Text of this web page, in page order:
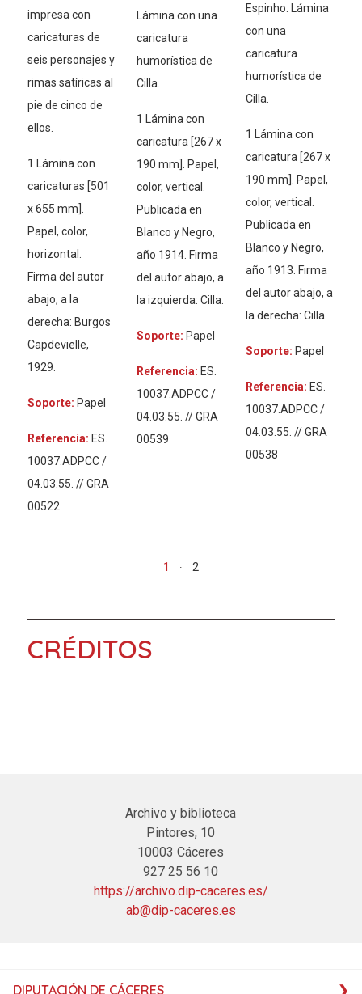
impresa con
caricaturas de
seis personajes y
rimas satíricas al
pie de cinco de
ellos.
1 Lámina con
caricaturas [501
x 655 mm].
Papel, color,
horizontal.
Firma del autor
abajo, a la
derecha: Burgos
Capdevielle,
1929.
Soporte: Papel
Referencia: ES.
10037.ADPCC /
04.03.55. // GRA
00522
Lámina con una
caricatura
humorística de
Cilla.
1 Lámina con
caricatura [267 x
190 mm]. Papel,
color, vertical.
Publicada en
Blanco y Negro,
año 1914. Firma
del autor abajo, a
la izquierda: Cilla.
Soporte: Papel
Referencia: ES.
10037.ADPCC /
04.03.55. // GRA
00539
Espinho. Lámina
con una
caricatura
humorística de
Cilla.
1 Lámina con
caricatura [267 x
190 mm]. Papel,
color, vertical.
Publicada en
Blanco y Negro,
año 1913. Firma
del autor abajo, a
la derecha: Cilla
Soporte: Papel
Referencia: ES.
10037.ADPCC /
04.03.55. // GRA
00538
1 2
CRÉDITOS
Archivo y biblioteca
Pintores, 10
10003 Cáceres
927 25 56 10
https://archivo.dip-caceres.es/
ab@dip-caceres.es
DIPUTACIÓN DE CÁCERES